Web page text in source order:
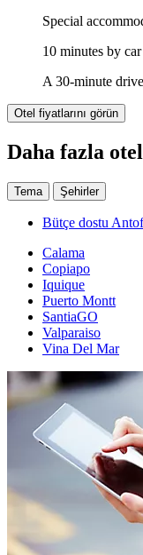
Special
10 minutes by
A 30-minute
Otel fiyatlarını görün
Daha fazla
Tema Şehirler
Bütçe dostu
Calama
Copiapo
Iquique
Puerto Montt
SantiaGO
Valparaiso
Vina Del Mar